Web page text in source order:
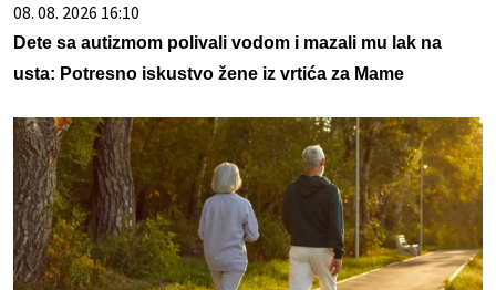
08. 08. 2026 16:10
Dete sa autizmom polivali vodom i mazali mu lak na
usta: Potresno iskustvo žene iz vrtića za Mame